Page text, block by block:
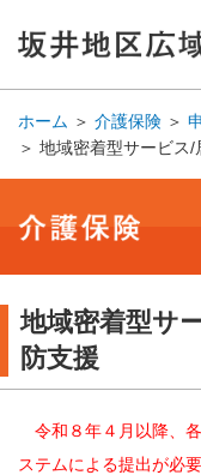
ホーム ＞ 介護保険 ＞
＞ 地域密着型サービス/
地域密着型サ
防支援
令和８年４月以降、
ステムによる提出が必要